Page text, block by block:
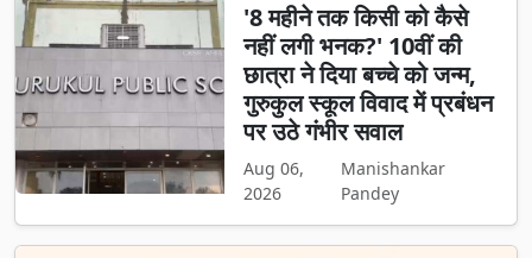
'8 महीने तक किसी को कैसे
नहीं लगी भनक?' 10वीं की
छात्रा ने दिया बच्चे को जन्म,
गुरुकुल स्कूल विवाद में प्रबंधन
पर उठे गंभीर सवाल
Aug 06,
2026
Manishankar
Pandey